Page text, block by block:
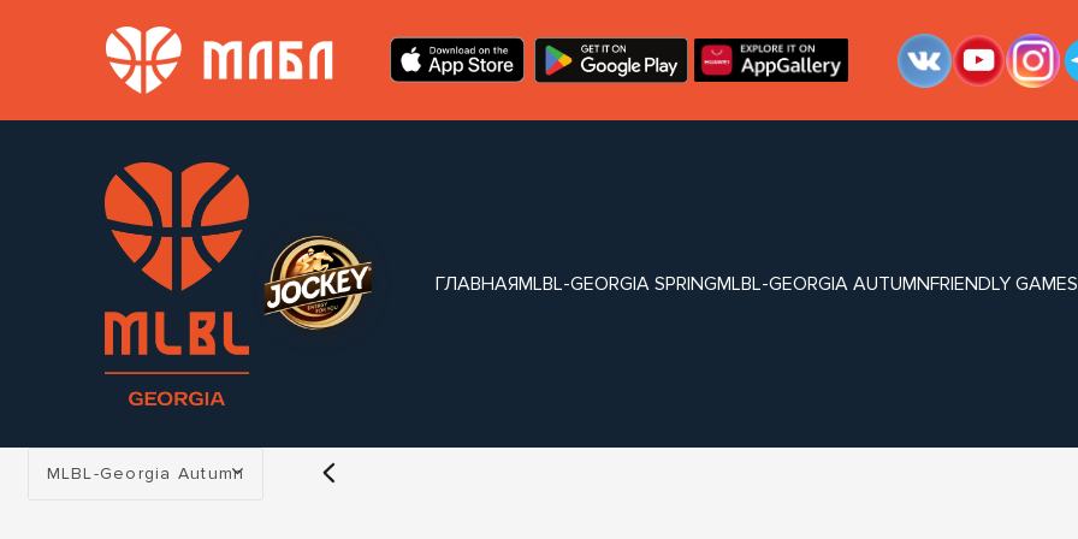
ГЛАВНАЯMLBL-GEORGIA SPRINGMLBL-GEORGIA AUTUMNFRIENDLY GAMES
Турнир:
MLBL-Georgia Autumn